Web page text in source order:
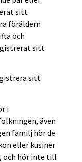
sitt
föräldern
och
sitt
sitt
i
även
familj hör de
eller kusiner
och hör inte till